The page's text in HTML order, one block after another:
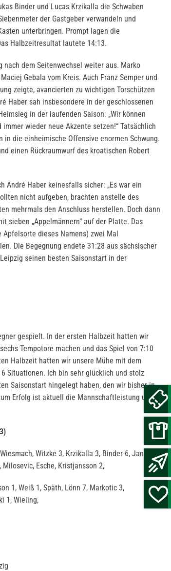
Binder und Lucas Krzikalla die Schwaben
der Gastgeber verwandeln und
unterbringen. Prompt lagen die
Halbzeitresultat lautete 14:13.
dem Seitenwechsel weiter aus. Marko
Gebala vom Kreis. Auch Franz Semper und
zeigte, avancierten zu wichtigen Torschützen
Haber sah insbesondere in der geschlossenen
in der laufenden Saison: „Wir können
wieder neue Akzente setzen!“ Tatsächlich
die einheimische Offensive enormen Schwung.
einen Rückraumwurf des kroatischen Robert
André Haber keinesfalls sicher: „Es war ein
nicht aufgeben, brachten anstelle des
mehrmals den Anschluss herstellen. Doch dann
sieben „Appelmännern“ auf der Platte. Das
dieses Namens) zwei Mal
Die Begegnung endete 31:28 aus sächsischer
seinen besten Saisonstart in der
gespielt. In der ersten Halbzeit hatten wir
Tempotore machen und das Spiel von 7:10
Halbzeit hatten wir unsere Mühe mit dem
Situationen. Ich bin sehr glücklich und stolz
Saisonstart hingelegt haben, den wir bisher in
Erfolg ist aktuell die Mannschaftleistung und
Witzke 3, Krzikalla 3, Binder 6, Janke 2,
Milosevic, Esche, Kristjansson 2,
1, Weiß 1, Späth, Lönn 7, Markotic 3,
1, Wieling,